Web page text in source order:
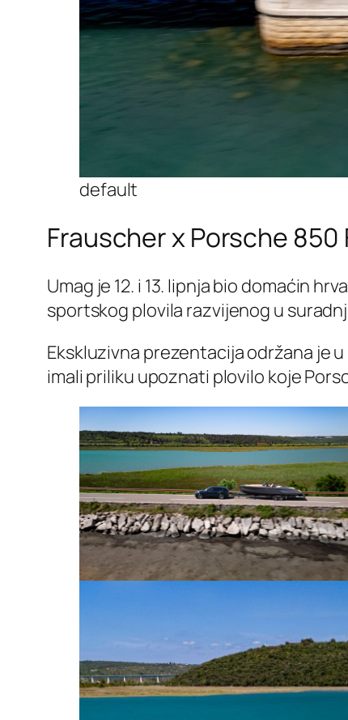
default
Frauscher x Porsche
Umag je 12. i 13. lipnja bio domaćin
sportskog plovila razvijenog u
Ekskluzivna prezentacija održana je
imali priliku upoznati plovilo koje